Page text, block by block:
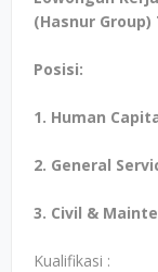
(Hasnur Group)
Posisi:
1. Human
2. General
3. Civil &
Kualifikasi :